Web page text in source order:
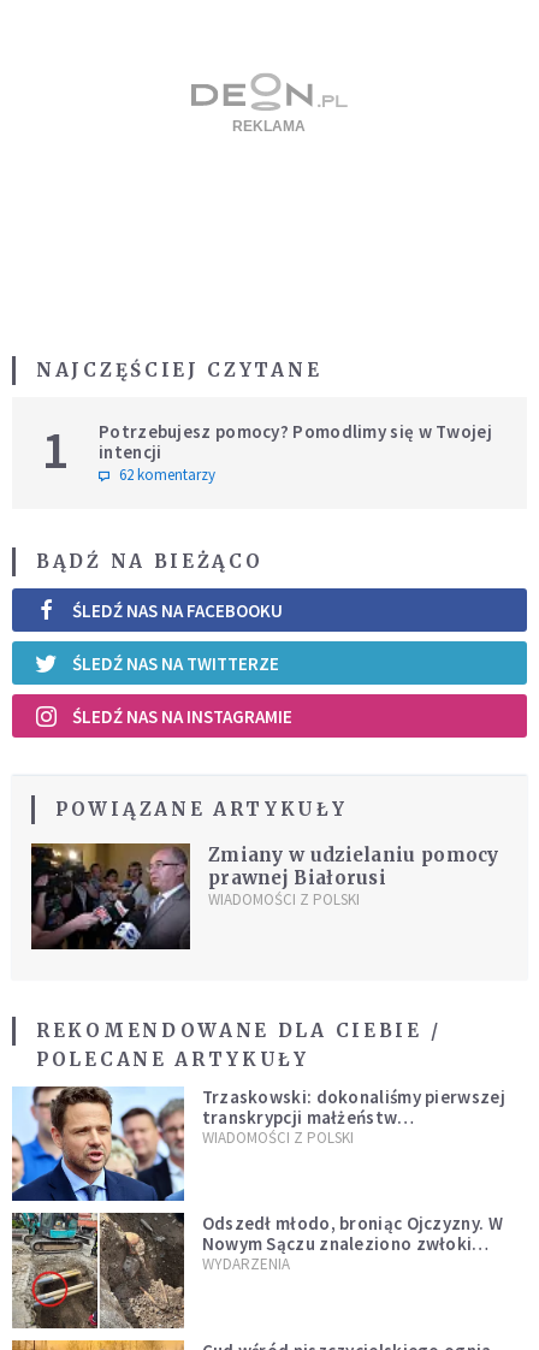
NAJCZĘŚCIEJ CZYTANE
1
Potrzebujesz pomocy? Pomodlimy się w Twojej
intencji
62 komentarzy
BĄDŹ NA BIEŻĄCO
ŚLEDŹ NAS NA FACEBOOKU
ŚLEDŹ NAS NA TWITTERZE
ŚLEDŹ NAS NA INSTAGRAMIE
POWIĄZANE ARTYKUŁY
Zmiany w udzielaniu pomocy
prawnej Białorusi
WIADOMOŚCI Z POLSKI
REKOMENDOWANE DLA CIEBIE /
POLECANE ARTYKUŁY
Trzaskowski: dokonaliśmy pierwszej
transkrypcji małżeństw
jednopłciowych. “Tak jak
WIADOMOŚCI Z POLSKI
Odszedł młodo, broniąc Ojczyzny. W
Nowym Sączu znaleziono zwłoki
mężczyzny z czasów potopu
WYDARZENIA